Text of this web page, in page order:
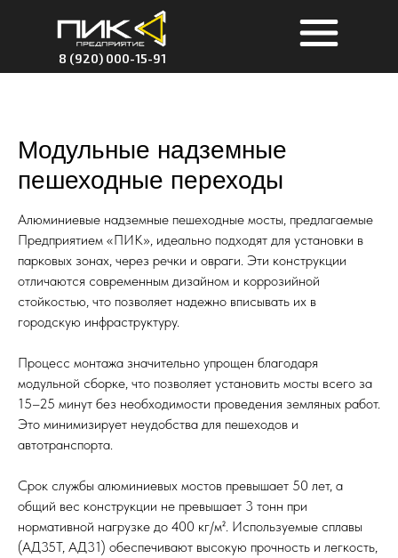
8 (920) 000-15-91
Модульные надземные
пешеходные переходы
Алюминиевые надземные пешеходные мосты, предлагаемые
Предприятием «ПИК», идеально подходят для установки в
парковых зонах, через речки и овраги. Эти конструкции
отличаются современным дизайном и коррозийной
стойкостью, что позволяет надежно вписывать их в
городскую инфраструктуру.
Процесс монтажа значительно упрощен благодаря
модульной сборке, что позволяет установить мосты всего за
15–25 минут без необходимости проведения земляных работ.
Это минимизирует неудобства для пешеходов и
автотранспорта.
Срок службы алюминиевых мостов превышает 50 лет, а
общий вес конструкции не превышает 3 тонн при
нормативной нагрузке до 400 кг/м². Используемые сплавы
(АД35Т, АД31) обеспечивают высокую прочность и легкость,